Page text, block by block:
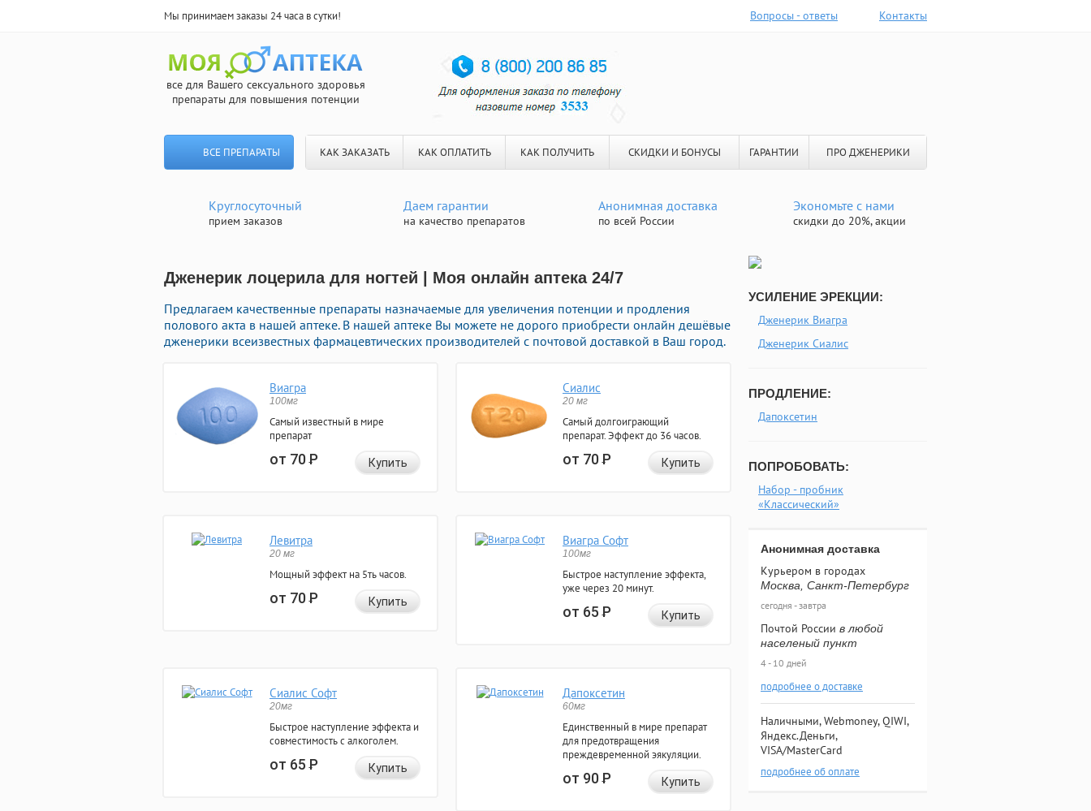
Мы принимаем заказы 24 часа в сутки! Вопросы - ответы Контакты
все для Вашего сексуального здоровья
препараты для повышения потенции
ВСЕ ПРЕПАРАТЫ КАК ЗАКАЗАТЬ КАК ОПЛАТИТЬ КАК ПОЛУЧИТЬ СКИДКИ И БОНУСЫ ГАРАНТИИ ПРО ДЖЕНЕРИКИ
Круглосуточный
прием заказов
Даем гарантии
на качество препаратов
Анонимная доставка
по всей России
Экономьте с нами
скидки до 20%, акции
Дженерик лоцерила для ногтей | Моя онлайн аптека 24/7
Предлагаем качественные препараты назначаемые для увеличения потенции и продления
полового акта в нашей аптеке. В нашей аптеке Вы можете не дорого приобрести онлайн дешёвые
дженерики всеизвестных фармацевтических производителей с почтовой доставкой в Ваш город.
Виагра
100мг
Самый известный в мире
препарат
от 70Р Купить
Сиалис
20 мг
Самый долгоиграющий
препарат. Эффект до 36 часов.
от 70Р Купить
Левитра
20 мг
Мощный эффект на 5ть часов.
от 70Р Купить
Виагра Софт
100мг
Быстрое наступление эффекта,
уже через 20 минут.
от 65Р Купить
Сиалис Софт
20мг
Быстрое наступление эффекта и
совместимость с алкоголем.
от 65Р Купить
Дапоксетин
60мг
Единственный в мире препарат
для предотвращения
преждевременной эякуляции.
от 90Р Купить
УСИЛЕНИЕ ЭРЕКЦИИ:
Дженерик Виагра
Дженерик Сиалис
ПРОДЛЕНИЕ:
Дапоксетин
ПОПРОБОВАТЬ:
Набор - пробник
«Классический»
Анонимная доставка
Курьером в городах
Москва, Санкт-Петербург
сегодня - завтра
Почтой России в любой
населеный пункт
4 - 10 дней
подробнее о доставке
Наличными, Webmoney, QIWI,
Яндекс.Деньги,
VISA/MasterCard
подробнее об оплате